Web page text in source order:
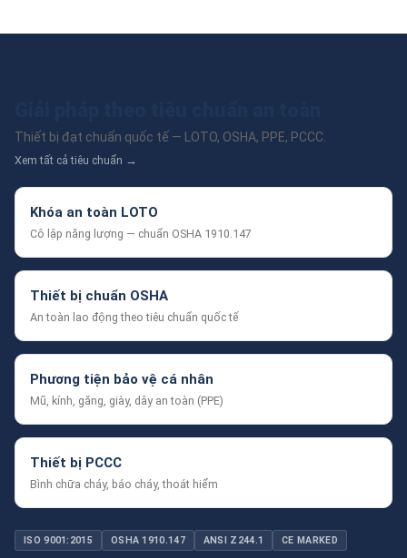
Thiết bị đạt chuẩn quốc tế — LOTO, OSHA, PPE, PCCC.
Xem tất cả tiêu chuẩn →
Khóa an toàn LOTO
Cô lập năng lượng — chuẩn OSHA 1910.147
Thiết bị chuẩn OSHA
An toàn lao động theo tiêu chuẩn quốc tế
Phương tiện bảo vệ cá nhân
Mũ, kính, găng, giày, dây an toàn (PPE)
Thiết bị PCCC
Bình chữa cháy, báo cháy, thoát hiểm
ISO 9001:2015 OSHA 1910.147 ANSI Z244.1 CE MARKED